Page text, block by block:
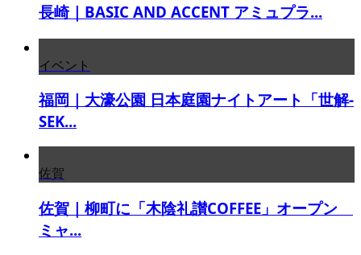
長崎｜BASIC AND ACCENT アミュプラ...
イベント
福岡｜大濠公園 日本庭園ナイトアート「世解-
SEK...
佐賀
佐賀｜柳町に「木陰礼讃COFFEE」オープン
ミャ...